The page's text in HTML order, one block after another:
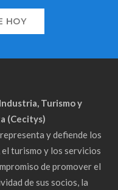
HOY
Turismo y
(Cecitys)
y defiende los
turismo y los servicios
de promover el
de sus socios, la